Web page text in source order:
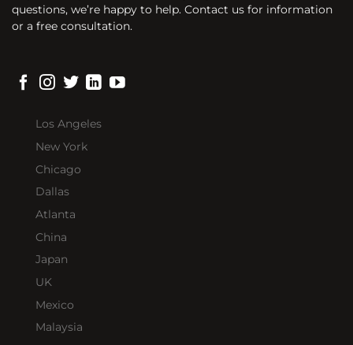
questions, we’re happy to help. Contact us for information
or a free consultation.
Los Angeles
New York
Chicago
Dallas
Atlanta
China
Japan
UK
Mexico
Malaysia